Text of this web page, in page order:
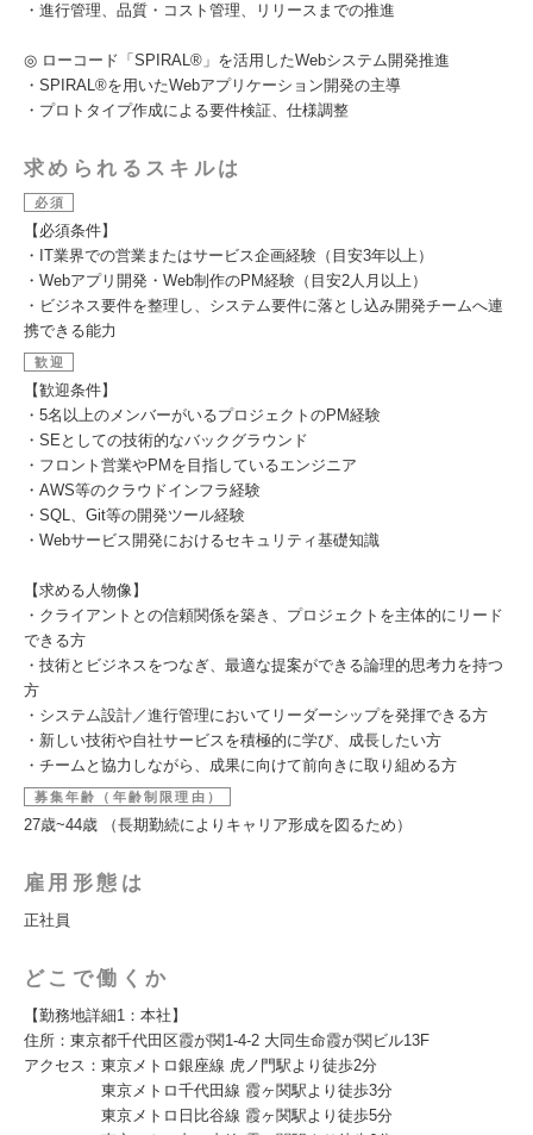
・進行管理、品質・コスト管理、リリースまでの推進
◎ ローコード「SPIRAL®」を活用したWebシステム開発推進
・SPIRAL®を用いたWebアプリケーション開発の主導
・プロトタイプ作成による要件検証、仕様調整
求められるスキルは
必須
【必須条件】
・IT業界での営業またはサービス企画経験（目安3年以上）
・Webアプリ開発・Web制作のPM経験（目安2人月以上）
・ビジネス要件を整理し、システム要件に落とし込み開発チームへ連
携できる能力
歓迎
【歓迎条件】
・5名以上のメンバーがいるプロジェクトのPM経験
・SEとしての技術的なバックグラウンド
・フロント営業やPMを目指しているエンジニア
・AWS等のクラウドインフラ経験
・SQL、Git等の開発ツール経験
・Webサービス開発におけるセキュリティ基礎知識
【求める人物像】
・クライアントとの信頼関係を築き、プロジェクトを主体的にリード
できる方
・技術とビジネスをつなぎ、最適な提案ができる論理的思考力を持つ
方
・システム設計／進行管理においてリーダーシップを発揮できる方
・新しい技術や自社サービスを積極的に学び、成長したい方
・チームと協力しながら、成果に向けて前向きに取り組める方
募集年齢（年齢制限理由）
27歳~44歳 （長期勤続によりキャリア形成を図るため）
雇用形態は
正社員
どこで働くか
【勤務地詳細1：本社】
住所：東京都千代田区霞が関1-4-2 大同生命霞が関ビル13F
アクセス：東京メトロ銀座線 虎ノ門駅より徒歩2分
東京メトロ千代田線 霞ヶ関駅より徒歩3分
東京メトロ日比谷線 霞ヶ関駅より徒歩5分